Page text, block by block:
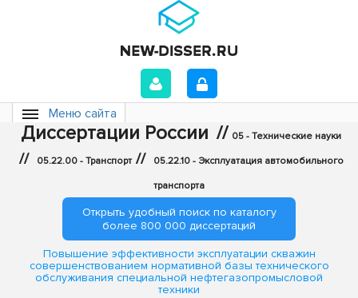
Меню сайта
Диссертации России // 05 - Технические науки
// 05.22.00 - Транспорт // 05.22.10 - Эксплуатация автомобильного
транспорта
Открыть удобный поиск по каталогу
более 800 000 диссертаций
Повышение эффективности эксплуатации скважин
совершенствованием нормативной базы технического
обслуживания специальной нефтегазопромысловой
техники